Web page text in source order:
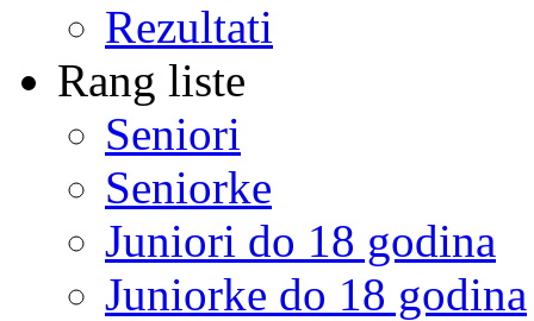
Rezultati
Rang liste
Seniori
Seniorke
Juniori do 18 godina
Juniorke do 18 godina